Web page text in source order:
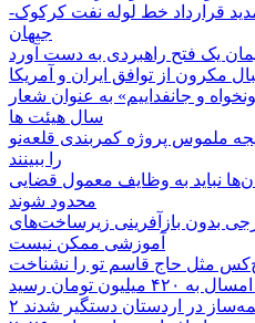
قرارداد خط لوله نفت کرکوک-
جیهان
یک فتح راهبردی به دست آورد
مکرون از توافق ایران و آمریکا
و جانفداییم» به عنوان شعار
سال هیئت ها
ملموس پروژه کمربندی قلعه‌نو
را ببینند
نباید به وظایف معمول قضایی
محدود شوند
بدون بازآفرینی زیرساخت‌های
آموزشی ممکن نیست
مثل حاج قاسم تو را نشناخت
تومان رسید
در اردستان دستگیر شدند